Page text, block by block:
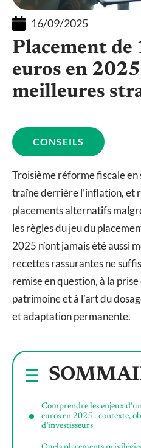
16/09/2025
Placement de
euros en
meilleures
CONSEILS
Troisième réforme fiscale en
traîne derrière l’inflation, et
placements alternatifs
les règles du jeu du
2025 n’ont jamais été aussi
recettes rassurantes ne
remise en question, à la
patrimoine et à l’art du
et adaptation permanente.
Comprendre les enjeux
euros en 2025 : contexte,
d’investisseurs